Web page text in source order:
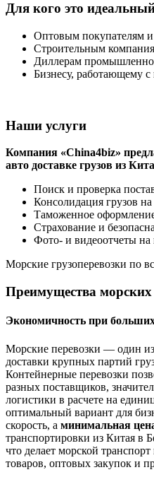
Для кого это
Оптовым покупателям
Строительным
Диллерам
Бизнесу, работающему
Наши услуги
Компания «China4biz»
авто доставке грузов из
Поиск и проверка
Консолидация грузов
Таможенное
Страхование и
Фото- и видеоотчеты на
Морские грузоперевозки по
Преимущества морских
Экономичность при
Морские перевозки — один
доставки крупных партий
Контейнерные перевозки
разных поставщиков,
логистики в расчете на
оптимальный вариант для
скорость, а минимальная
транспортировки из Китая в
что делает морской
товаров, оптовых закупок и